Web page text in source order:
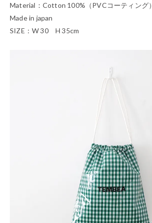
Material：Cotton 100%（PVCコーティング）
Made in japan
SIZE：W 30 H 35cm